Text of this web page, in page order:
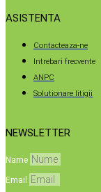
ASISTENTA
Contacteaza-ne
Intrebari frecvente
ANPC
Solutionare litigii
NEWSLETTER
Name
Email